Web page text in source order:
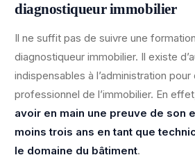
diagnostiqueur immobilier
Il ne suffit pas de suivre une
diagnostiqueur immobilier. Il existe
indispensables à l’administration pour
professionnel de l’immobilier. En
avoir en main une preuve de son
moins trois ans en tant que
le domaine du bâtiment.